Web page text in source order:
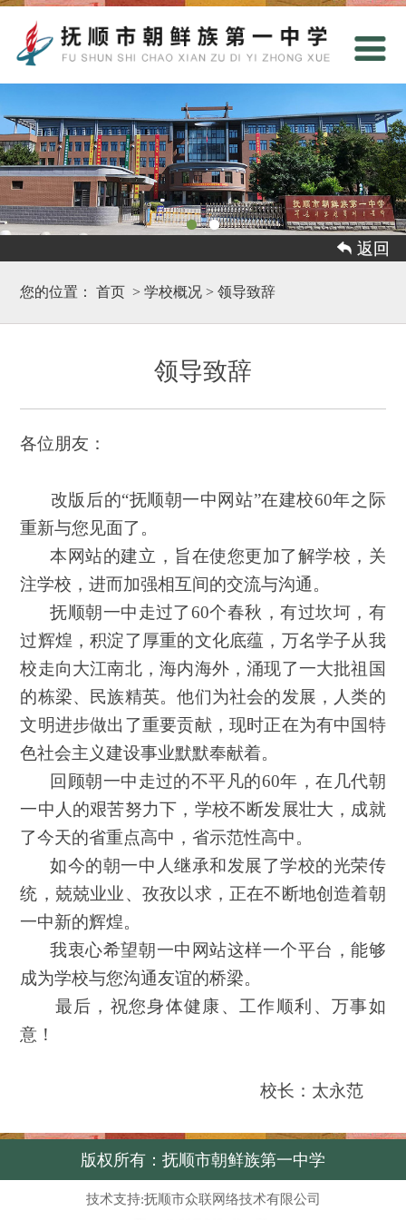
 返回
您的位置： 首页 >学校概况 >领导致辞
领导致辞
各位朋友：
改版后的“抚顺朝一中网站”在建校60年之际
重新与您见面了。
本网站的建立，旨在使您更加了解学校，关
注学校，进而加强相互间的交流与沟通。
抚顺朝一中走过了60个春秋，有过坎坷，有
过辉煌，积淀了厚重的文化底蕴，万名学子从我
校走向大江南北，海内海外，涌现了一大批祖国
的栋梁、民族精英。他们为社会的发展，人类的
文明进步做出了重要贡献，现时正在为有中国特
色社会主义建设事业默默奉献着。
回顾朝一中走过的不平凡的60年，在几代朝
一中人的艰苦努力下，学校不断发展壮大，成就
了今天的省重点高中，省示范性高中。
如今的朝一中人继承和发展了学校的光荣传
统，兢兢业业、孜孜以求，正在不断地创造着朝
一中新的辉煌。
我衷心希望朝一中网站这样一个平台，能够
成为学校与您沟通友谊的桥梁。
最后，祝您身体健康、工作顺利、万事如
意！
校长：太永范
版权所有：抚顺市朝鲜族第一中学
技术支持:抚顺市众联网络技术有限公司